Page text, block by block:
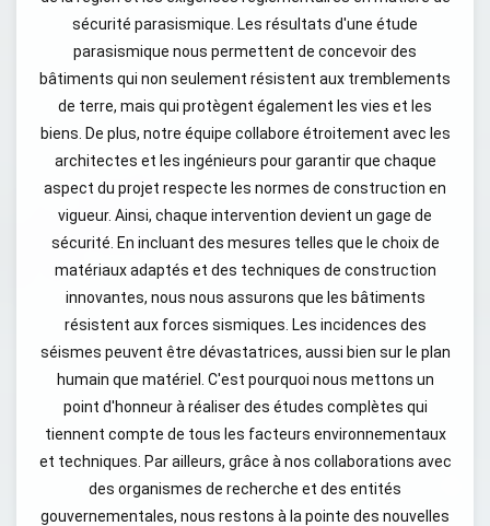
sécurité parasismique. Les résultats d'une étude
parasismique nous permettent de concevoir des
bâtiments qui non seulement résistent aux tremblements
de terre, mais qui protègent également les vies et les
biens. De plus, notre équipe collabore étroitement avec les
architectes et les ingénieurs pour garantir que chaque
aspect du projet respecte les normes de construction en
vigueur. Ainsi, chaque intervention devient un gage de
sécurité. En incluant des mesures telles que le choix de
matériaux adaptés et des techniques de construction
innovantes, nous nous assurons que les bâtiments
résistent aux forces sismiques. Les incidences des
séismes peuvent être dévastatrices, aussi bien sur le plan
humain que matériel. C'est pourquoi nous mettons un
point d'honneur à réaliser des études complètes qui
tiennent compte de tous les facteurs environnementaux
et techniques. Par ailleurs, grâce à nos collaborations avec
des organismes de recherche et des entités
gouvernementales, nous restons à la pointe des nouvelles